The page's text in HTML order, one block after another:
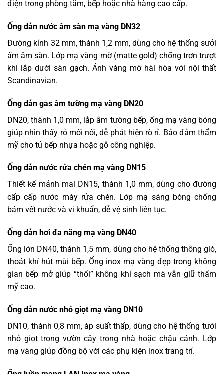
điện trong phòng tắm, bếp hoặc nhà hàng cao cấp.
Ống dẫn nước âm sàn mạ vàng DN32
Đường kính 32 mm, thành 1,2 mm, dùng cho hệ thống sưởi
ấm âm sàn. Lớp mạ vàng mờ (matte gold) chống trơn trượt
khi lắp dưới sàn gạch. Ánh vàng mờ hài hòa với nội thất
Scandinavian.
Ống dẫn gas âm tường mạ vàng DN20
DN20, thành 1,0 mm, lắp âm tường bếp, ống mạ vàng bóng
giúp nhìn thấy rõ mối nối, dễ phát hiện rò rỉ. Bảo đảm thẩm
mỹ cho tủ bếp nhựa hoặc gỗ công nghiệp.
Ống dẫn nước rửa chén mạ vàng DN15
Thiết kế mảnh mai DN15, thành 1,0 mm, dùng cho đường
cấp cấp nước máy rửa chén. Lớp mạ sáng bóng chống
bám vết nước và vi khuẩn, dễ vệ sinh liên tục.
Ống dẫn hơi đa năng mạ vàng DN40
Ống lớn DN40, thành 1,5 mm, dùng cho hệ thống thông gió,
thoát khí hút mùi bếp. Ống inox mạ vàng đẹp trong không
gian bếp mở giúp “thổi” không khí sạch mà vẫn giữ thẩm
mỹ cao.
Ống dẫn nước nhỏ giọt mạ vàng DN10
DN10, thành 0,8 mm, áp suất thấp, dùng cho hệ thống tưới
nhỏ giọt trong vườn cây trong nhà hoặc chậu cảnh. Lớp
mạ vàng giúp đồng bộ với các phụ kiện inox trang trí.